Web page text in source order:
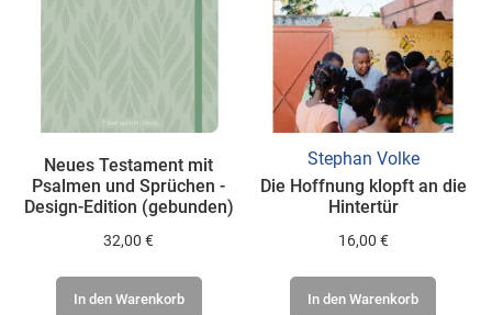
Neues Testament mit
Psalmen und Sprüchen -
Design-Edition (gebunden)
32,00 €
In den Warenkorb
Stephan Volke
Die Hoffnung klopft an die
Hintertür
16,00 €
In den Warenkorb